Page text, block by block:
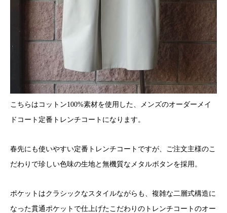
こちらはコットン100%素材を使用した、メンズのオーダーメイ
ドコート定番トレンチコートになります。
春先にも使いやすい定番トレンチコートですが、ご注文主様のこ
だわりで珍しい色味の生地と無機質なメタルボタンを採用。
ポケットはクラシックなスタイルながらも、複雑な二層式構造に
なった貫通ポケットで仕上げたこだわりのトレンチコートのオー